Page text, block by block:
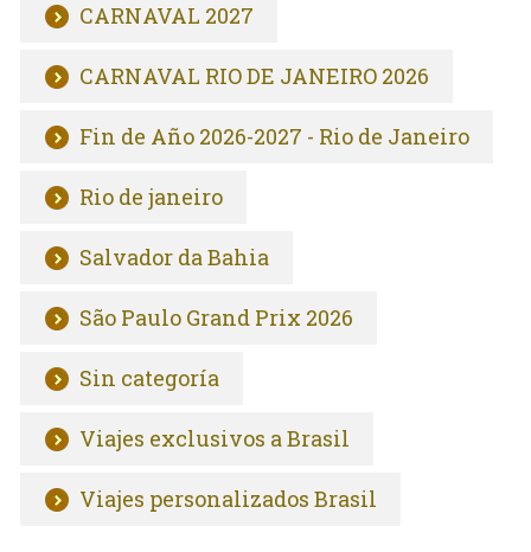
CARNAVAL 2027
CARNAVAL RIO DE JANEIRO 2026
Fin de Año 2026-2027 - Rio de Janeiro
Rio de janeiro
Salvador da Bahia
São Paulo Grand Prix 2026
Sin categoría
Viajes exclusivos a Brasil
Viajes personalizados Brasil